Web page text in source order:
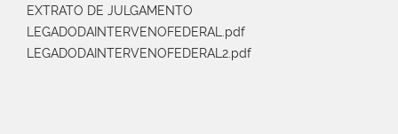
EXTRATO DE JULGAMENTO
LEGADODAINTERVENOFEDERAL.pdf
LEGADODAINTERVENOFEDERAL2.pdf